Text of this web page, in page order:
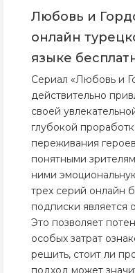
Любовь и
онлайн
языке
Сериал «Любовь и
действительно
своей
глубокой
переживания
понятными
ними
трех серий онлайн
подписки является
Это позволяет
особых затрат
решить, стоит ли
подход может